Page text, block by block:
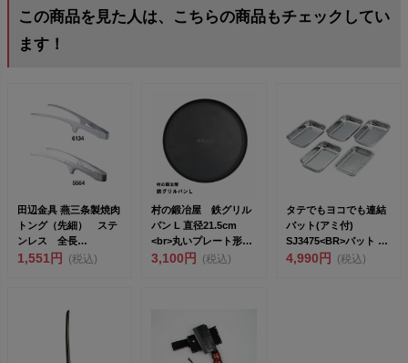
この商品を見た人は、こちらの商品もチェックしてい
ます！
田辺金具 燕三条製焼肉
トング（先細） ステ
ンレス 全長
25cm<br>無...
1,551円 (税込)
村の鍛冶屋 鉄グリル
パン L 直径21.5cm
<br>丸いプレート形
状...
3,100円 (税込)
タテでもヨコでも連結
バット(アミ付)
SJ3475<BR>バット 6
点 ...
4,990円 (税込)